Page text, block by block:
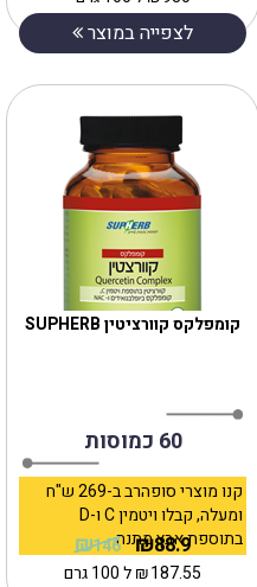
לצפייה במוצר
קומפלקס קוורציטין SUPHERB
60 כמוסות
קנו מוצרי סופהרב ב-269 ש"ח
ומעלה, קבלו ויטמין C ו-D
בתוספת אבץ מתנה
88.9
₪
146
₪
187.55
₪ל 100 גרם